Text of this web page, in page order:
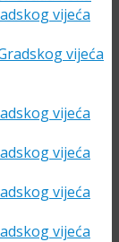
vijeća
vijeća
vijeća
vijeća
vijeća
vijeća